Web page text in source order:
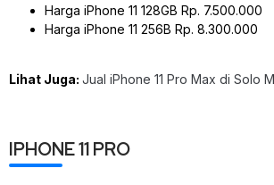
Harga iPhone 11 128GB Rp. 7.500.000
Harga iPhone 11 256B Rp. 8.300.000
Lihat Juga: Jual iPhone 11 Pro Max di Solo
IPHONE 11 PRO